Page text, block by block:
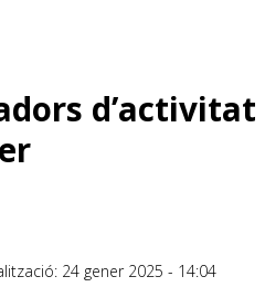
24 gener 2025 - 14:04